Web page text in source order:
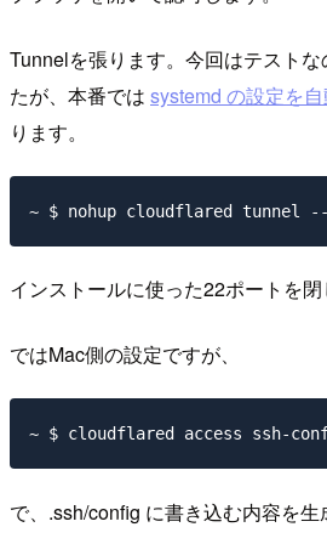
Tunnelを張ります。今回はテスト
たが、本番では systemd の設定を
ります。
インストールに使った22ポートを閉
ではMac側の設定ですが、
で、.ssh/config に書き込む内容を生